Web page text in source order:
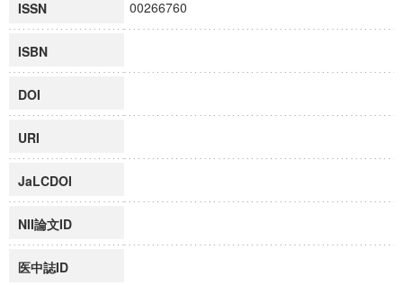
ISSN 00266760
ISBN
DOI
URI
JaLCDOI
NII論文ID
医中誌ID